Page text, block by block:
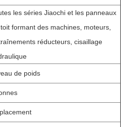
les séries Jiaochi et les panneaux
formant des machines, moteurs,
réducteurs, cisaillage
de poids